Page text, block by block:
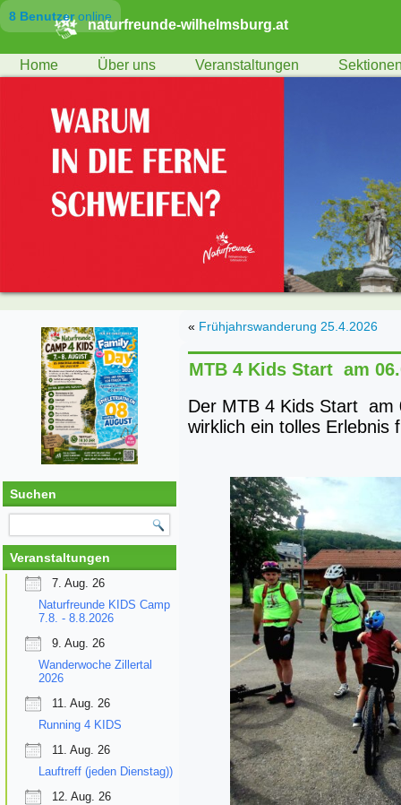
8 Benutzeronline
naturfreunde-wilhelmsburg.at
Home Über uns Veranstaltungen
Suchen
Veranstaltungen
7. Aug. 26
Naturfreunde KIDS Camp
7.8. - 8.8.2026
9. Aug. 26
Wanderwoche Zillertal
2026
11. Aug. 26
Running 4 KIDS
11. Aug. 26
Lauftreff (jeden Dienstag))
12. Aug. 26
« Frühjahrswanderung 25.4.2026
MTB 4 Kids Start am
Der MTB 4 Kids Start am
wirklich ein tolles Erlebnis